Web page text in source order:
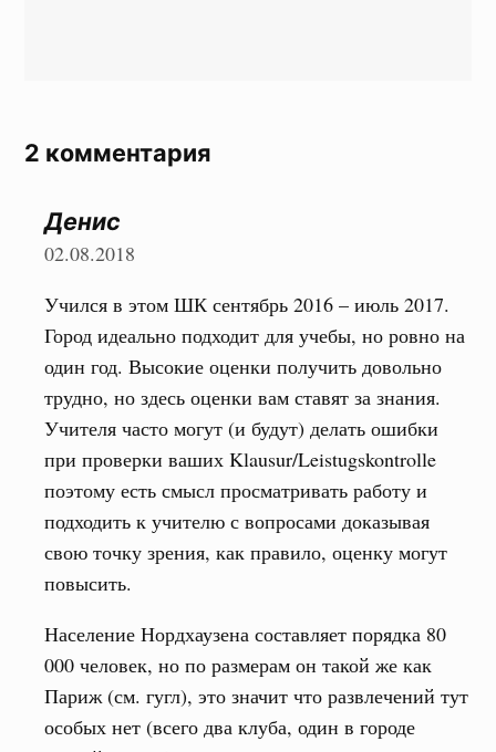
2 комментария
Денис
02.08.2018
Учился в этом ШК сентябрь 2016 – июль 2017.
Город идеально подходит для учебы, но ровно на
один год. Высокие оценки получить довольно
трудно, но здесь оценки вам ставят за знания.
Учителя часто могут (и будут) делать ошибки
при проверки ваших Klausur/Leistugskontrolle
поэтому есть смысл просматривать работу и
подходить к учителю с вопросами доказывая
свою точку зрения, как правило, оценку могут
повысить.
Население Нордхаузена составляет порядка 80
000 человек, но по размерам он такой же как
Париж (см. гугл), это значит что развлечений тут
особых нет (всего два клуба, один в городе